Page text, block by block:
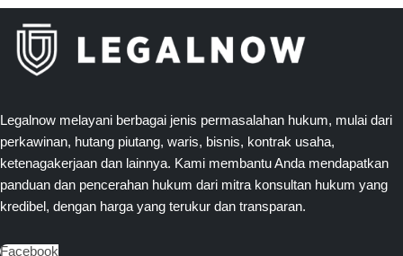
Legalnow melayani berbagai jenis permasalahan hukum, mulai dari
perkawinan, hutang piutang, waris, bisnis, kontrak usaha,
ketenagakerjaan dan lainnya. Kami membantu Anda mendapatkan
panduan dan pencerahan hukum dari mitra konsultan hukum yang
kredibel, dengan harga yang terukur dan transparan.
Facebook